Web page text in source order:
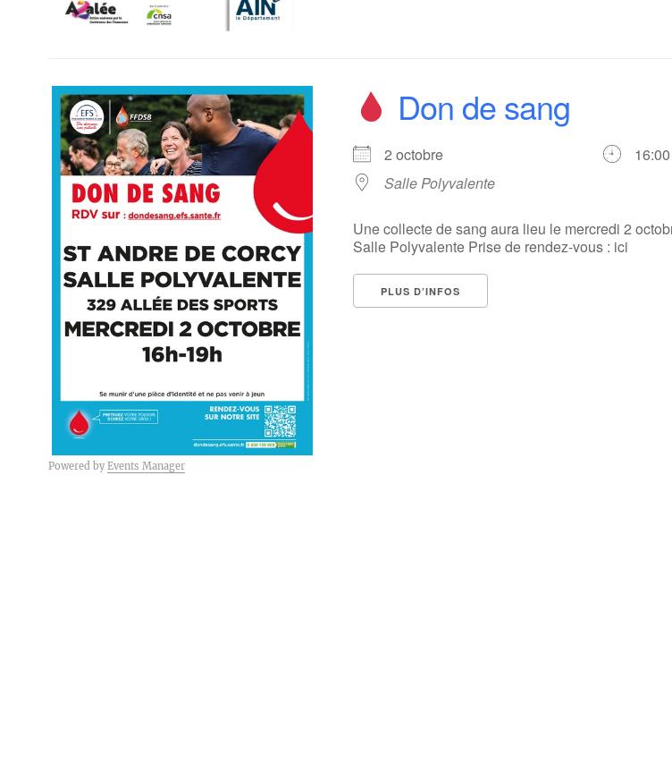
Don de sang
2 octobre
Salle Polyvalente
Une collecte de sang aura lieu le mercredi 2
Salle Polyvalente Prise de rendez-vous : ici
PLUS D’INFOS
Powered by Events Manager